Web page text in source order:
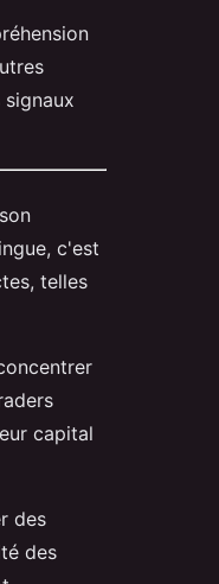
c'est
telles
capital
des
des